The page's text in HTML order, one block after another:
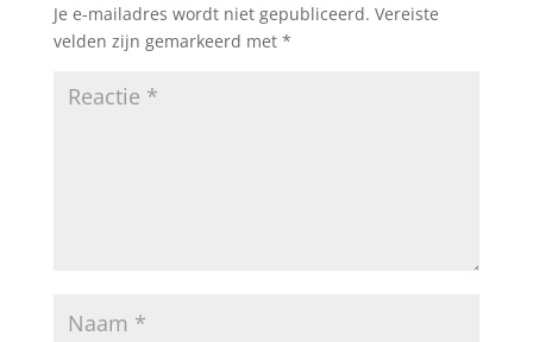
Je e-mailadres wordt niet gepubliceerd. Vereiste
velden zijn gemarkeerd met *